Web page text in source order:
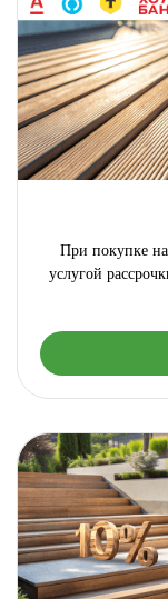
При покупке
услугой